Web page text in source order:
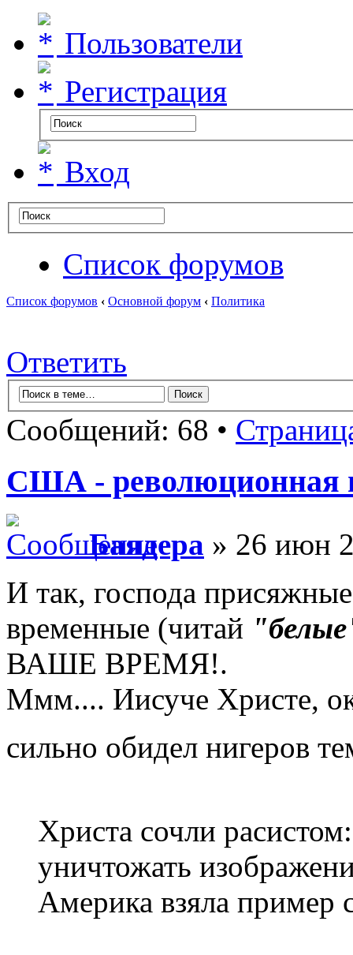
Пользователи
Регистрация
Вход
Список форумов
Список форумов ‹ Основной форум ‹ Политика
Ответить
Сообщений: 68 •
США - революционная
Баядера » 26 июн
И так, господа
временные (читай
ВАШЕ ВРЕМЯ!.
Ммм.... Иисуче Христе,
сильно обидел нигеров
Христа сочли
уничтожать
Америка взяла пример